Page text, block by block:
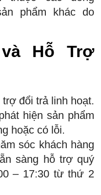
phẩm khác do
Hỗ Trợ
đổi trả linh hoạt.
hiện sản phẩm
hoặc có lỗi.
sóc khách hàng
sàng hỗ trợ quý
– 17:30 từ thứ 2